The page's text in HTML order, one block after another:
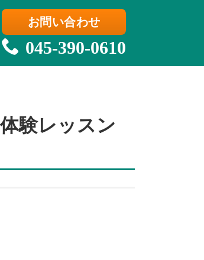
お問い合わせ
045-390-0610
験レッスン